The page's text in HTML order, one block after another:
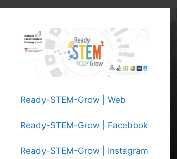
Ready-STEM-Grow | Web
Ready-STEM-Grow | Facebook
Ready-STEM-Grow | Instagram